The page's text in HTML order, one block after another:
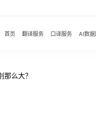
首页 翻译服务 口译服务 AI数据
那么大？